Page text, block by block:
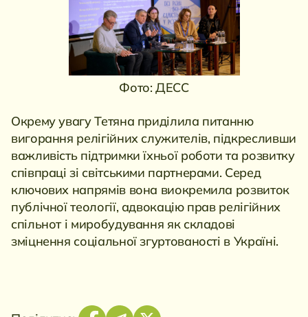
Фото: ДЕСС
Окрему увагу Тетяна приділила питанню
вигорання релігійних служителів, підкресливши
важливість підтримки їхньої роботи та розвитку
співпраці зі світськими партнерами. Серед
ключових напрямів вона виокремила розвиток
публічної теології, адвокацію прав релігійних
спільнот і миробудування як складові
зміцнення соціальної згуртованості в Україні.